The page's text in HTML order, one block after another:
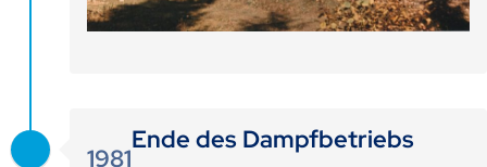
1981
Ende des Dampfbetriebs